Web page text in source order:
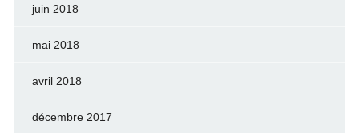
juin 2018
mai 2018
avril 2018
décembre 2017